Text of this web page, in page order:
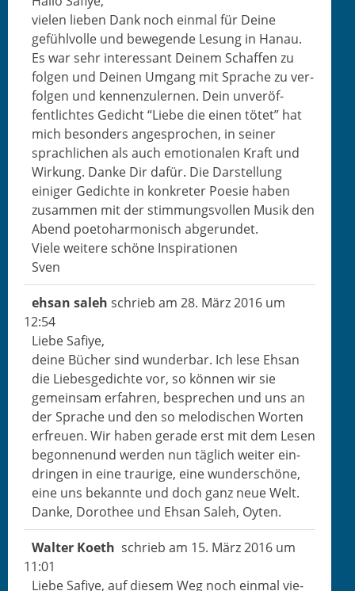
vie­len lieben Dank noch ein­mal für Deine
gefüh­lvolle und bewe­gende Lesung in Hanau.
Es war sehr inter­es­sant Deinem Schaf­fen zu
fol­gen und Deinen Umgang mit Sprache zu ver­
fol­gen und ken­nen­zuler­nen. Dein unveröf­
fentlicht­es Gedicht “Liebe die einen tötet” hat
mich beson­ders ange­sprochen, in sein­er
sprach­lichen als auch emo­tionalen Kraft und
Wirkung. Danke Dir dafür. Die Darstel­lung
einiger Gedichte in konkreter Poe­sie haben
zusam­men mit der stim­mungsvollen Musik den
Abend poe­t­o­har­monisch abgerundet.
Viele weit­ere schöne Inspirationen
Sven
ehsan saleh schrieb am 28. März 2016 um
12:54
Liebe Safiye,
deine Büch­er sind wun­der­bar. Ich lese Ehsan
die Liebesgedichte vor, so kön­nen wir sie
gemein­sam erfahren, besprechen und uns an
der Sprache und den so melodis­chen Worten
erfreuen. Wir haben ger­ade erst mit dem Lesen
begonnenund wer­den nun täglich weit­er ein­
drin­gen in eine trau­rige, eine wun­der­schöne,
eine uns bekan­nte und doch ganz neue Welt.
Danke, Dorothee und Ehsan Saleh, Oyten.
Wal­ter Koeth schrieb am 15. März 2016 um
11:01
Liebe Safiye, auf diesem Weg noch ein­mal vie­